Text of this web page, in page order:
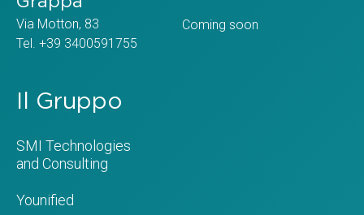
Via Motton, 83
Tel. +39 3400591755
Coming soon
Il Gruppo
SMI Technologies
and Consulting
Younified